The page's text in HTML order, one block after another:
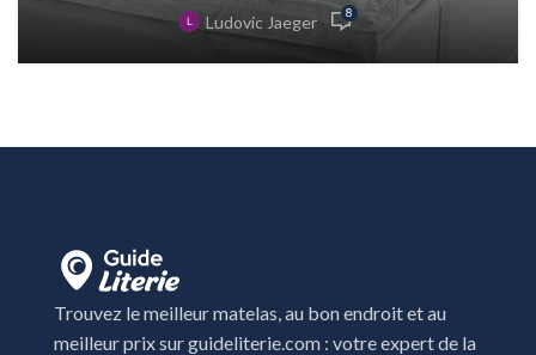
Ludovic Jaeger 8
Trouvez le meilleur matelas, au bon endroit et au
meilleur prix sur guideliterie.com : votre expert de la